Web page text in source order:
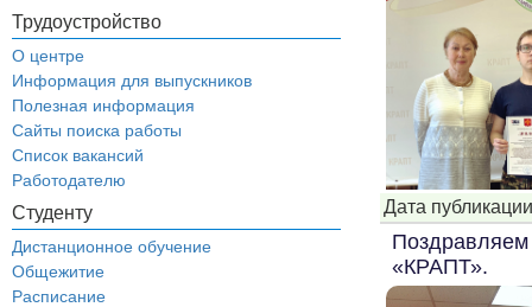
Трудоустройство
О центре
Информация для выпускников
Полезная информация
Сайты поиска работы
Список вакансий
Работодателю
Студенту
Дистанционное обучение
Общежитие
Расписание
...
Дата
«КРАПТ».